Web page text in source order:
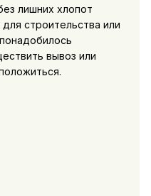
лишних хлопот
строительства или
вывоз или